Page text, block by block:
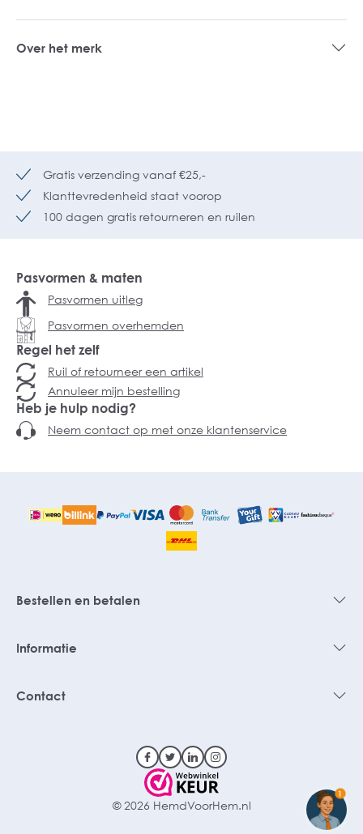
Over het merk
Gratis verzending vanaf €25,-
Klanttevredenheid staat voorop
100 dagen gratis retourneren en ruilen
Pasvormen & maten
Pasvormen uitleg
Pasvormen overhemden
Regel het zelf
Ruil of retourneer een artikel
Annuleer mijn bestelling
Heb je hulp nodig?
Neem contact op met onze klantenservice
Bestellen en betalen
Informatie
Contact
© 2026 HemdVoorHem.nl
1